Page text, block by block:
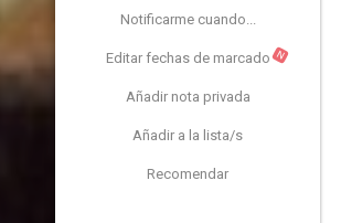
Notificarme cuando...
Editar fechas de marcado N
Añadir nota privada
Añadir a la lista/s
Recomendar